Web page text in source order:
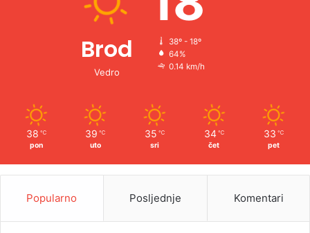
Brod
Vedro
38º - 18º
64%
0.14 km/h
38 ℃
pon
39 ℃
uto
35 ℃
sri
34 ℃
čet
33 ℃
pet
Popularno Posljednje Komentari